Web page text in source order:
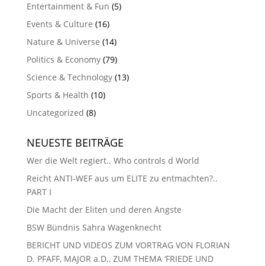
Entertainment & Fun (5)
Events & Culture (16)
Nature & Universe (14)
Politics & Economy(79)
Science & Technology(13)
Sports & Health (10)
Uncategorized (8)
NEUESTE BEITRÄGE
Wer die Welt regiert.. Who controls d World
Reicht ANTI-WEF aus um ELITE zu entmachten?..
PART I
Die Macht der Eliten und deren Ängste
BSW Bündnis Sahra Wagenknecht
BERICHT UND VIDEOS ZUM VORTRAG VON FLORIAN
D. PFAFF, MAJOR a.D., ZUM THEMA ‘FRIEDE UND